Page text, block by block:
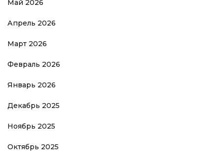
Май 2026
Апрель 2026
Март 2026
Февраль 2026
Январь 2026
Декабрь 2025
Ноябрь 2025
Октябрь 2025